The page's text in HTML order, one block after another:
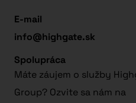
E-mail
info@highgate.sk
Spolupráca
Máte záujem o služby
Group? Ozvite sa nám na